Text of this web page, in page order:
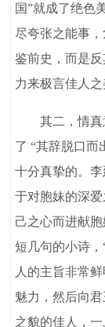
国”就成了绝色
尽夸张之能事
鉴前史，而是
力来极言佳人
其二，情真
了 “其辞脱口而
十分真挚的。
于对胞妹的深
己之心而进献
短几句的小诗，
人的主旨非常
魅力，然后向
之貌的佳人，